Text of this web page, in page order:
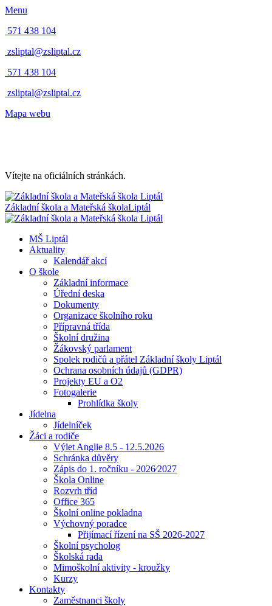
Menu
571 438 104
zsliptal@zsliptal.cz
571 438 104
zsliptal@zsliptal.cz
Mapa webu
Vítejte na oficiálních stránkách.
Základní škola a Mateřská školaLiptál
MŠ Liptál
Aktuality
Kalendář akcí
O škole
Základní informace
Úřední deska
Dokumenty
Organizace školního roku
Přípravná třída
Školní družina
Žákovský parlament
Spolek rodičů a přátel Základní školy Liptál
Ochrana osobních údajů (GDPR)
Projekty EU a O2
Fotogalerie
Prohlídka školy
Jídelna
Jídelníček
Žáci a rodiče
Výlet Anglie 8.5 - 12.5.2026
Schránka důvěry
Zápis do 1. ročníku - 2026⁄2027
Škola Online
Rozvrh tříd
Office 365
Školní online pokladna
Výchovný poradce
Přijímací řízení na SŠ 2026-2027
Školní psycholog
Školská rada
Mimoškolní aktivity - kroužky
Kurzy
Kontakty
Zaměstnanci školy